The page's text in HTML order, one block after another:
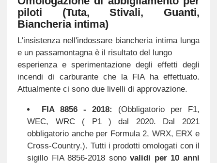
piloti (Tuta, Stivali, Guanti,
Biancheria intima)
L'insistenza nell'indossare biancheria intima lunga
e un passamontagna è il risultato del lungo
esperienza e sperimentazione degli effetti degli
incendi di carburante che la FIA ha effettuato.
Attualmente ci sono due livelli di approvazione.
FIA 8856 - 2018:
(Obbligatorio per F1,
WEC, WRC ( P1 ) dal 2020. Dal 2021
obbligatorio anche per Formula 2, WRX, ERX e
Cross-Country.). Tutti i prodotti omologati con il
sigillo FIA 8856-2018 sonovalidi per 10 anni